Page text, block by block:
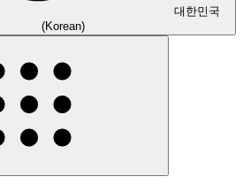
대한민국
(Korean)